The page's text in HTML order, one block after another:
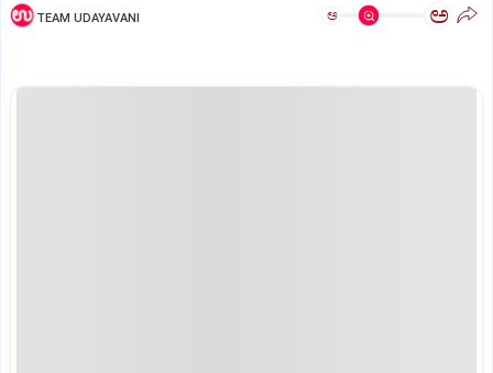
TEAM UDAYAVANI ಅ ಅ